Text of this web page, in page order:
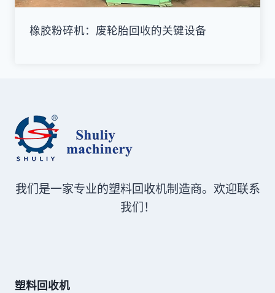
橡胶粉碎机：废轮胎回收的关键设备
我们是一家专业的塑料回收机制造商。欢迎联系
我们！
塑料回收机